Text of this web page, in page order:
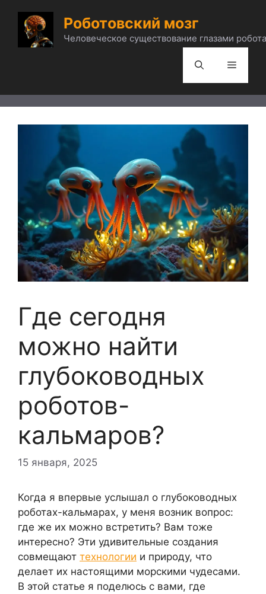
содержимому
Роботовский мозг
Человеческое существование глазами
Меню
Где сегодня
можно найти
глубоководных
роботов-
кальмаров?
15 января, 2025
Когда я впервые услышал о глубоководных
роботах-кальмарах, у меня возник вопрос:
где же их можно встретить? Вам тоже
интересно? Эти удивительные создания
совмещают технологии и природу, что
делает их настоящими морскими чудесами.
В этой статье я поделюсь с вами, где